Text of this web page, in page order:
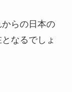
らの日本の
なるでしょ